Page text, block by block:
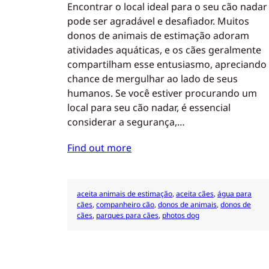
Encontrar o local ideal para o seu cão nadar
pode ser agradável e desafiador. Muitos
donos de animais de estimação adoram
atividades aquáticas, e os cães geralmente
compartilham esse entusiasmo, apreciando
chance de mergulhar ao lado de seus
humanos. Se você estiver procurando um
local para seu cão nadar, é essencial
considerar a segurança,…
Find out more
aceita animais de estimação, aceita cães, água para
cães, companheiro cão, donos de animais, donos de
cães, parques para cães, photos dog